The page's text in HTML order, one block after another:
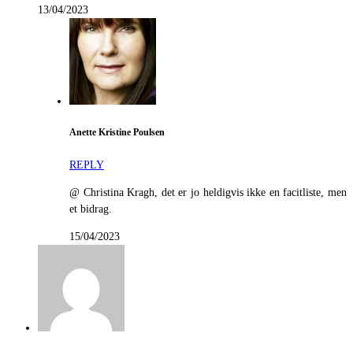
13/04/2023
Anette Kristine Poulsen
REPLY
@ Christina Kragh, det er jo heldigvis ikke en facitliste, men
et bidrag.
15/04/2023